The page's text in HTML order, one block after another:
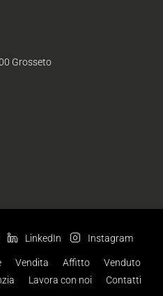
Grosseto
LinkedIn Instagram
Vendita Affitto
Venduto
Lavora con noi Contatti